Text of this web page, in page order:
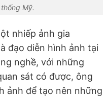
Mỹ.
nhiếp ảnh gia
đạo diễn hình ảnh tại
nghề, với những
sát có được, ông
ảnh để tạo nên những